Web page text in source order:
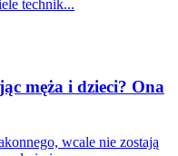
technik...
męża i dzieci? Ona
wcale nie zostają